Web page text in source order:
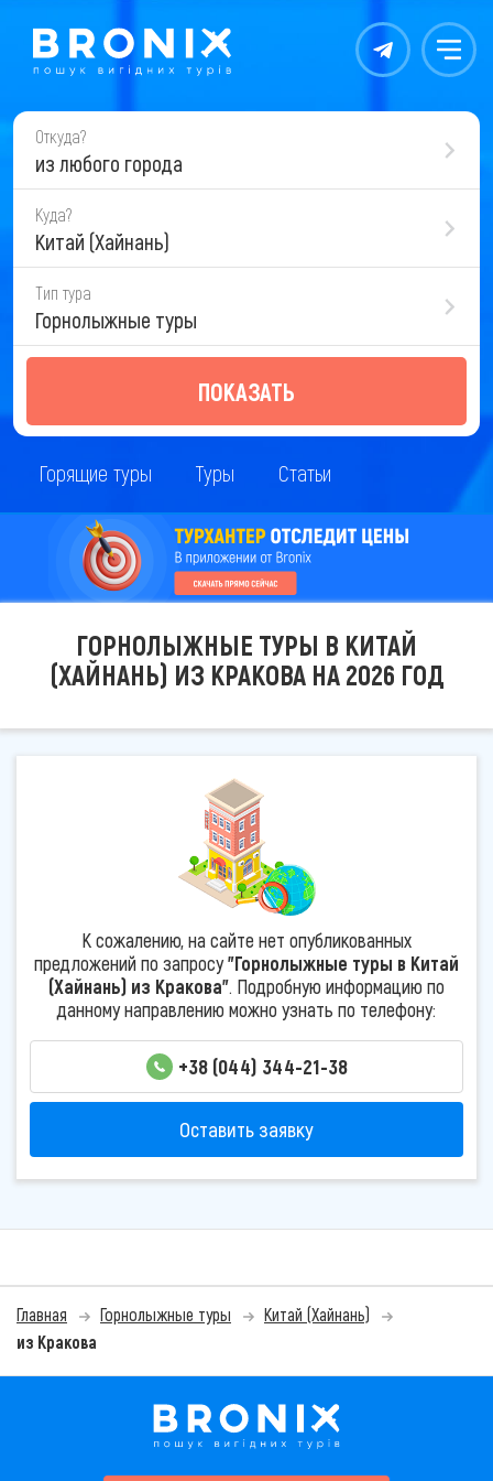
Контакты Меню
Откуда?
из любого города
Куда?
Китай (Хайнань)
Тип тура
Горнолыжные туры
ПОКАЗАТЬ
Горящие туры Туры Статьи
ГОРНОЛЫЖНЫЕ ТУРЫ В КИТАЙ
(ХАЙНАНЬ) ИЗ КРАКОВА НА 2026 ГОД
К сожалению, на сайте нет опубликованных
предложений по запросу"Горнолыжные туры в Китай
(Хайнань) из Кракова". Подробную информацию по
данному направлению можно узнать по телефону:
+38 (044) 344-21-38
Оставить заявку
Главная Горнолыжные туры
Китай (Хайнань)
из Кракова